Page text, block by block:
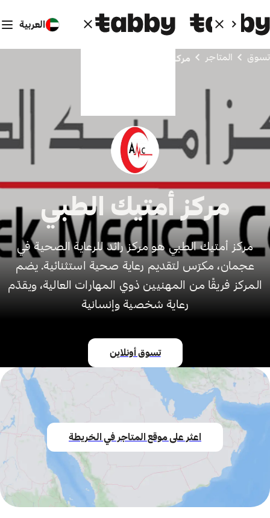
العربية
تسوق المتاجر مركز أمتيك الطبي
مركز أمتيك الطبي
مركز أمتيك الطبي هو مركز رائد للرعاية الصحية في
عجمان، مكرّس لتقديم رعاية صحية استثنائية. يضم
المركز فريقًا من المهنيين ذوي المهارات العالية، ويقدّم
رعاية شخصية وإنسانية
تسوق أونلاين
اعثر على موقع المتاجر في الخريطة